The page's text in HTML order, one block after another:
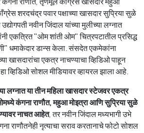
शरदचंद्र पवार पक्षाच्या खासदार सुप्रिया सुळे
नवीन जिंदाल यांच्या मुलीच्या लग्नात
एकत्रित "ओम शांती ओम" चित्रपटातील प्रसिद्ध
धमाकेदार डान्स केला. संसदेत एकमेकांना
खासदारांचा एकत्र नाचण्याचा व्हिडिओ पाहून
व्हिडिओ सोशल मीडियावर व्हायरल झाला आहे.
लग्नात या तीन महिला खासदार स्टेजवर एकत्र
कंगना राणौत, महुआ मोइत्रा आणि सुप्रिया सुळे
नाचत आहेत, तर नवीन जिंदाल मध्यभागी उभे
राणौतनेही नृत्याचा सराव करतानाचे फोटो सोशल